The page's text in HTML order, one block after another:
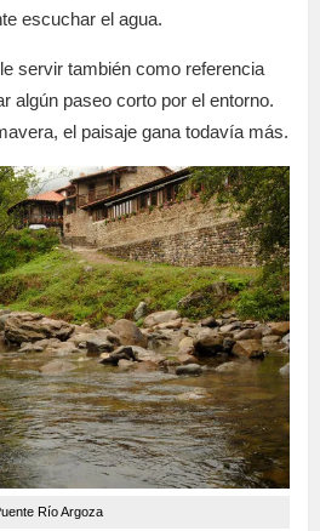
escuchar el agua.
servir también como referencia
algún paseo corto por el entorno.
el paisaje gana todavía más.
Río Argoza